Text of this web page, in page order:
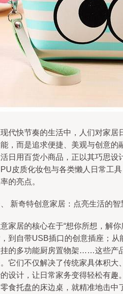
代快节奏的生活中，人们对家居
，而是追求便捷、美观与创意的
日用百货小商品，正以其巧思设
皮质化妆包与各类懒人日常工
的亮点。
新奇特创意家居：点亮生活的智
家居的核心在于“想你所想，解
到自带USB插口的创意插座；
的多功能厨房置物架……这些产
它们不仅解决了传统家具体积大
设计，让日常家务变得轻松有趣
食托盘的床边桌，就精准地击中